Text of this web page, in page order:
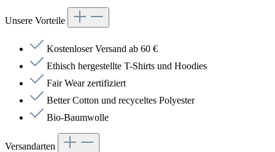
Unsere Vorteile
Kostenloser Versand ab 60 €
Ethisch hergestellte T-Shirts und Hoodies
Fair Wear zertifiziert
Better Cotton und recyceltes Polyester
Bio-Baumwolle
Versandarten